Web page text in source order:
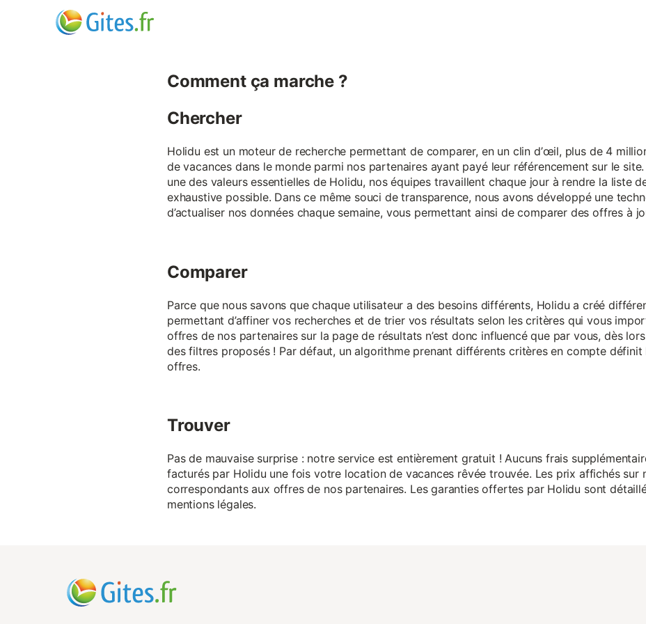
Comment ça marche ?
Chercher
Holidu est un moteur de recherche permettant de comparer, en un clin d’œil, plus de 4
de vacances dans le monde parmi nos partenaires ayant payé leur référencement sur le
une des valeurs essentielles de Holidu, nos équipes travaillent chaque jour à rendre la liste
exhaustive possible. Dans ce même souci de transparence, nous avons développé une
d’actualiser nos données chaque semaine, vous permettant ainsi de comparer des offres à
Comparer
Parce que nous savons que chaque utilisateur a des besoins différents, Holidu a créé
permettant d’affiner vos recherches et de trier vos résultats selon les critères qui vous
offres de nos partenaires sur la page de résultats n’est donc influencé que par vous, dès
des filtres proposés ! Par défaut, un algorithme prenant différents critères en compte définit
offres.
Trouver
Pas de mauvaise surprise : notre service est entièrement gratuit ! Aucuns frais
facturés par Holidu une fois votre location de vacances rêvée trouvée. Les prix affichés sur
correspondants aux offres de nos partenaires. Les garanties offertes par Holidu sont
mentions légales.